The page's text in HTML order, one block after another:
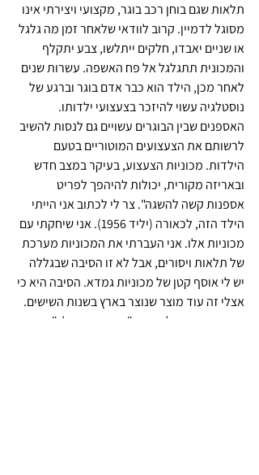
תלאות שגם בוחן רכב בוגר, מקצועי ויצירתי אינו
מסוגל לדמיין. קרוב לוודאי שלאחר זמן מה גלגל
או שניים יאבדו, חלקים ייתלשו, צבע יתקלף
והמכונית תתגלגל אל פח האשפה. עשרות שנים
לאחר מכן, הילד הוא כבר אדם בוגר וברגע של
נוסטלגיה עשוי להיזכר בצעצועי ילדותו.
האספנים שבין הבוגרים עשויים גם לנסות להשיב
לרשותם את הצעצועים המוטוריים בטעם
הילדות. מכוניות הצעצוע, בעיקר במצב חדש
ובאריזה מקורית, יכולות להיהפך לפריט
אספנות קשה להשגה". צר לי לכתוב אני הייתי
הילד הזה, לכאורה (יליד 1956). אני שיחקתי עם
מכוניות אלו. אני העברתי את המכוניות מערכת
של תלאות ויסורים, אבל לא זו הסיבה שבגללה
יש לי אוסף קטן של מכוניות גמדא. הסיבה היא כי
אצלי זה עוד מוצר שנוצר בארץ בשנות השישים.
עוד פריט ישראליאנה ש"חובה שיהיה לך".